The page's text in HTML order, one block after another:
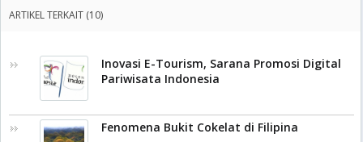
ARTIKEL TERKAIT (10)
Inovasi E-Tourism, Sarana Promosi Digital
Pariwisata Indonesia
Fenomena Bukit Cokelat di Filipina